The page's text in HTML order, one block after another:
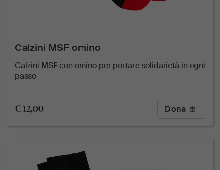
Calzini MSF omino
Calzini MSF con omino per portare solidarietà in ogni
passo
€ 12,00 Dona